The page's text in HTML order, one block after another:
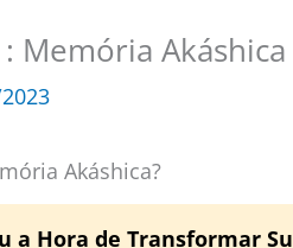
Memória Akáshica
Akáshica?
a Hora de Transformar